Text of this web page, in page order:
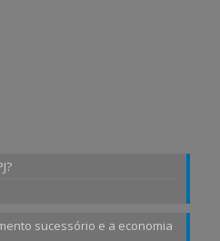
sucessório e a economia